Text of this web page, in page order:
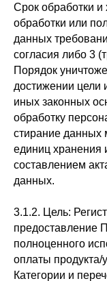
Срок обработки и
обработки или
данных
согласия либо 3
Порядок
достижении цели
иных законных
обработку
стирание данных
единиц хранения
составлением
данных.
3.1.2. Цель:
предоставление
полноценного
оплаты продукта/
Категории и